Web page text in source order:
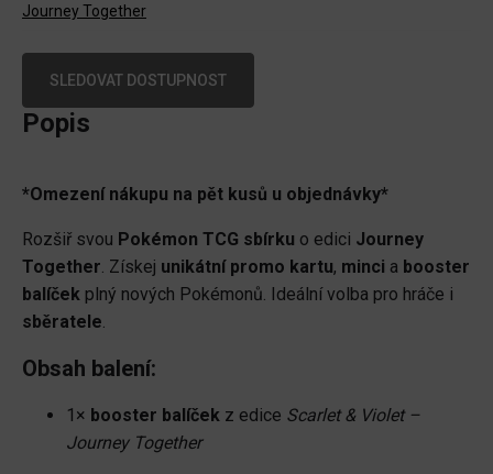
Journey Together
SLEDOVAT DOSTUPNOST
Popis
*Omezení nákupu na pět kusů u objednávky*
Rozšiř svou Pokémon TCG sbírku o edici Journey
Together . Získej unikátní promo kartu, minci a booster
balíček plný nových Pokémonů. Ideální volba pro hráče i
sběratele
Obsah balení:
1× booster balíček z edice Scarlet & Violet –
Journey Together